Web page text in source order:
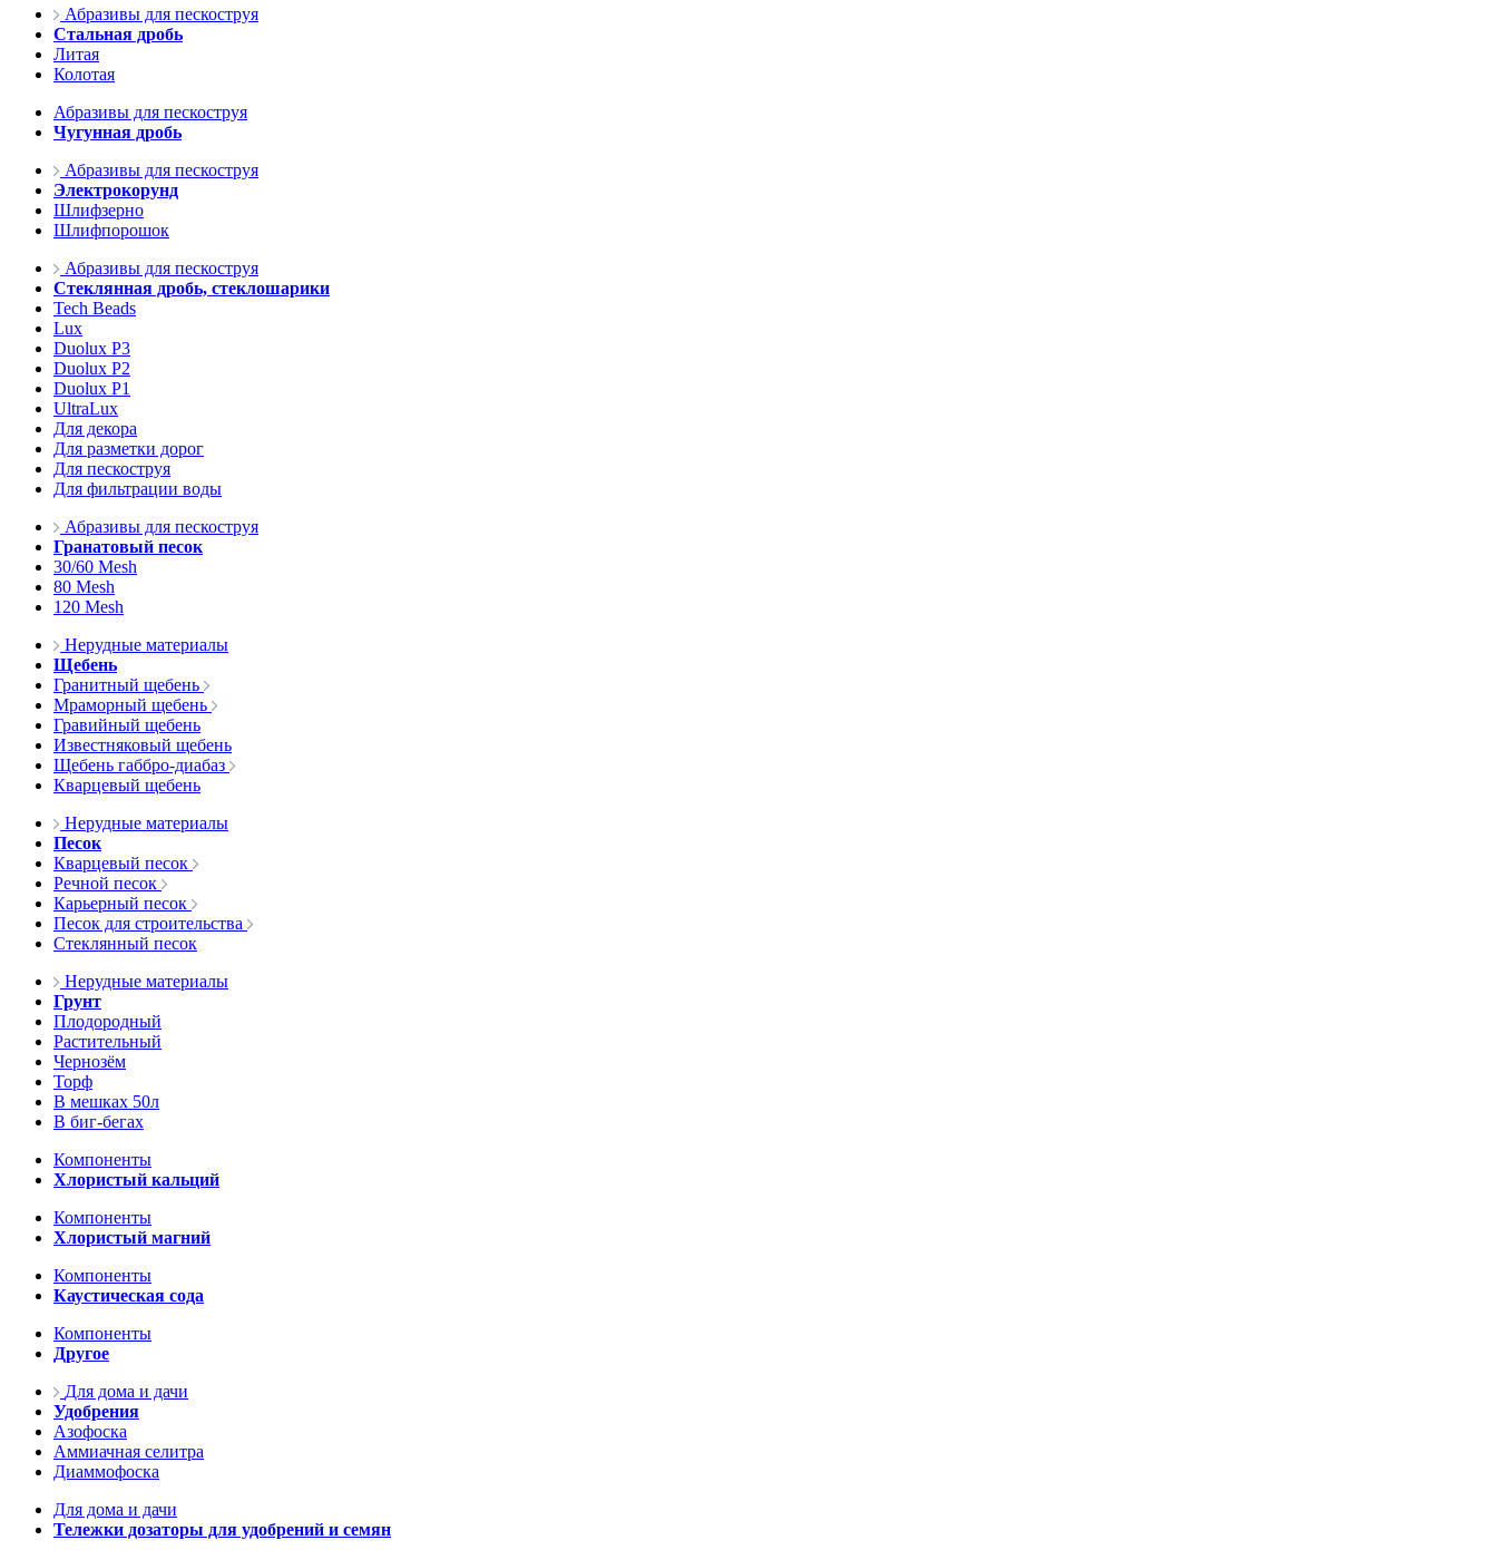
Абразивы для пескоструя
Стальная дробь
Литая
Колотая
Абразивы для пескоструя
Чугунная дробь
Абразивы для пескоструя
Электрокорунд
Шлифзерно
Шлифпорошок
Абразивы для пескоструя
Стеклянная дробь, стеклошарики
Tech Beads
Lux
Duolux P3
Duolux P2
Duolux P1
UltraLux
Для декора
Для разметки дорог
Для пескоструя
Для фильтрации воды
Абразивы для пескоструя
Гранатовый песок
30/60 Mesh
80 Mesh
120 Mesh
Нерудные материалы
Щебень
Гранитный щебень
Мраморный щебень
Гравийный щебень
Известняковый щебень
Щебень габбро-диабаз
Кварцевый щебень
Нерудные материалы
Песок
Кварцевый песок
Речной песок
Карьерный песок
Песок для строительства
Стеклянный песок
Нерудные материалы
Грунт
Плодородный
Растительный
Чернозём
Торф
В мешках 50л
В биг-бегах
Компоненты
Хлористый кальций
Компоненты
Хлористый магний
Компоненты
Каустическая сода
Компоненты
Другое
Для дома и дачи
Удобрения
Азофоска
Аммиачная селитра
Диаммофоска
Для дома и дачи
Тележки дозаторы для удобрений и семян